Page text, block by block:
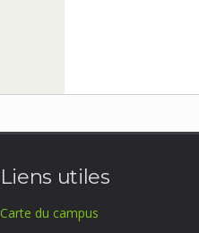
Liens utiles
Carte du campus